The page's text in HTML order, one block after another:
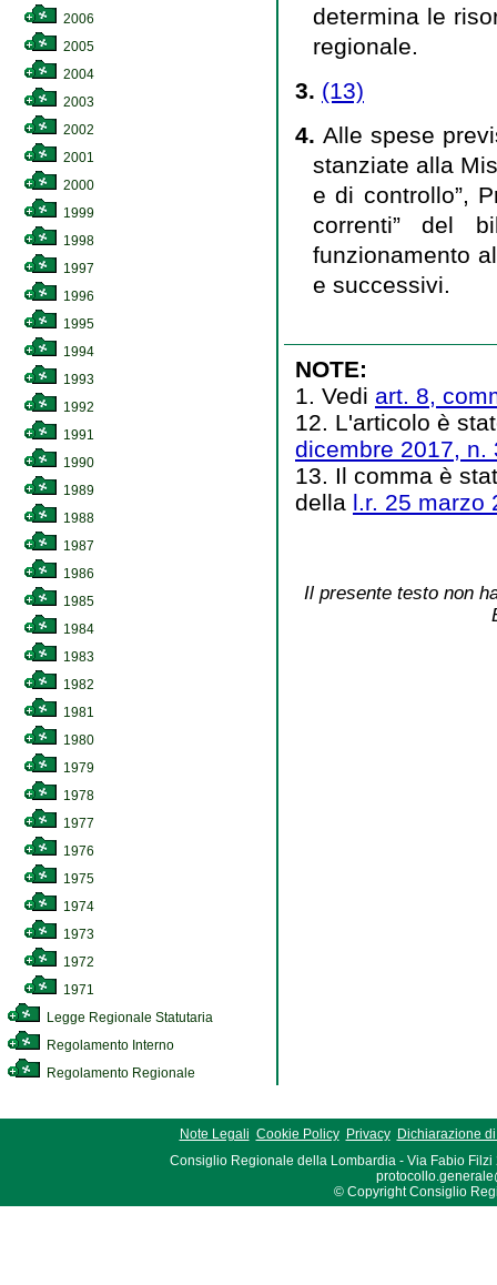
2006
2005
2004
2003
2002
2001
2000
1999
1998
1997
1996
1995
1994
1993
1992
1991
1990
1989
1988
1987
1986
1985
1984
1983
1982
1981
1980
1979
1978
1977
1976
1975
1974
1973
1972
1971
Legge Regionale Statutaria
Regolamento Interno
Regolamento Regionale
determina le
regionale.
3. (13)
4. Alle spese
stanziate alla
e di controllo”,
correnti” del
funzionamento
e successivi.
NOTE:
1. Vedi art. 8,
12. L'articolo è
dicembre 2017, n.
13. Il comma è
della l.r. 25 marzo
Il presente testo non
Note Legali Cookie Policy Privacy
Dichiarazione
Consiglio Regionale della Lombardia - Via Fabio Filzi
© Copyright Consiglio